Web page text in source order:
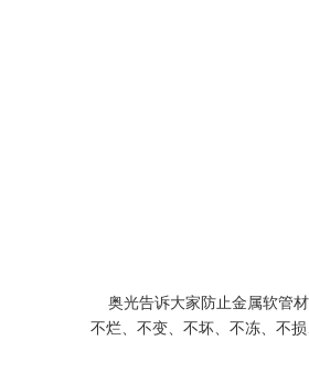
奥光告诉大家防止金属软管
不烂、不变、不坏、不冻、不损